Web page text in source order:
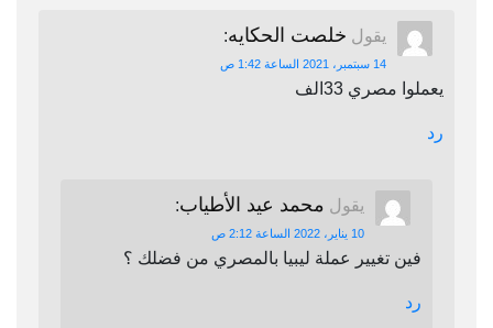
يقول خلصت الحكايه:
14 سبتمبر، 2021 الساعة 1:42 ص
يعملوا مصري 33الف
رد
يقول محمد عيد الأطياب:
10 يناير، 2022 الساعة 2:12 ص
فين تغيير عملة ليبيا بالمصري من فضلك ؟
رد